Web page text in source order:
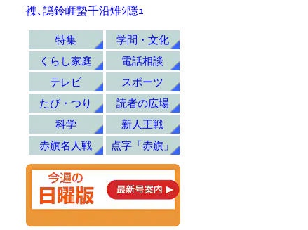
襍､譌鈴崕蟄千沿雉ｼ隱ｭ
特集
学問・文化
くらし家庭
電話相談
テレビ
スポーツ
たび・つり
読者の広場
科学
新人王戦
赤旗名人戦
点字「赤旗」